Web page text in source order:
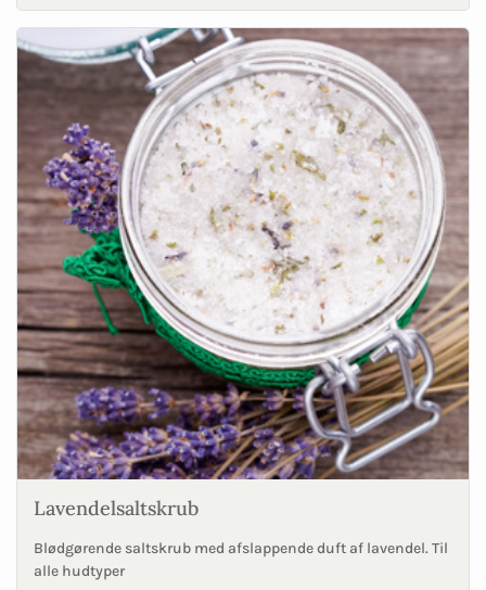
Lavendelsaltskrub
Blødgørende saltskrub med afslappende duft af lavendel. Til
alle hudtyper